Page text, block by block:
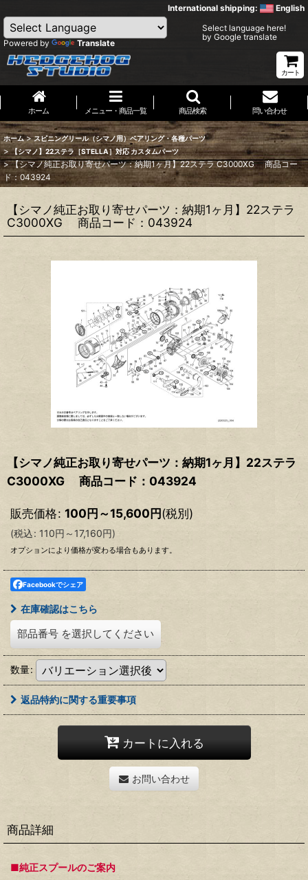
International shipping: English
Powered by Translate
Select language here!
by Google translate
カート
ホーム メニュー・商品一覧 商品検索 問い合わせ
ホーム > スピニングリール（シマノ用）ベアリング・各種パーツ
> 【シマノ】22ステラ［STELLA］対応 カスタムパーツ
> 【シマノ純正お取り寄せパーツ：納期1ヶ月】22ステラ C3000XG 商品コー
ド：043924
【シマノ純正お取り寄せパーツ：納期1ヶ月】22ステラ
C3000XG 商品コード：043924
【シマノ純正お取り寄せパーツ：納期1ヶ月】22ステラ
C3000XG 商品コード：043924
販売価格: 100円～15,600円(税別)
(税込: 110円 ～17,160円)
オプションにより価格が変わる場合もあります。
Facebookでシェア
在庫確認はこちら
部品番号 を選択してください
数量:
返品特約に関する重要事項
カートに入れる
お問い合わせ
商品詳細
■純正スプールのご案内